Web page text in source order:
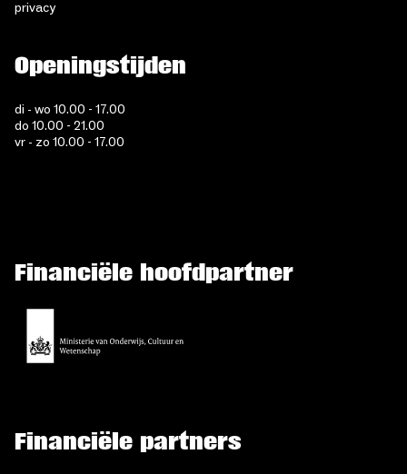
privacy
Openingstijden
di - wo 10.00 - 17.00
do 10.00 - 21.00
vr - zo 10.00 - 17.00
Financiële hoofdpartner
Financiële partners